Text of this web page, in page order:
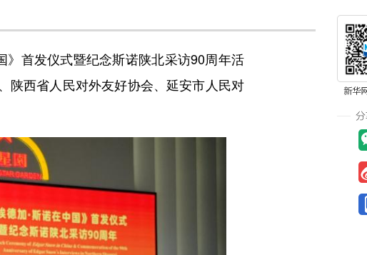
首发仪式暨纪念斯诺陕北采访90周年活
陕西省人民对外友好协会、延安市人民对